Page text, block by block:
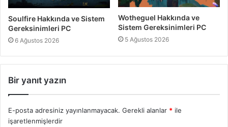
Soulfire Hakkında ve Sistem
Gereksinimleri PC
6 Ağustos 2026
Wotheguel Hakkında ve
Sistem Gereksinimleri PC
5 Ağustos 2026
Bir yanıt yazın
E-posta adresiniz yayınlanmayacak. Gerekli alanlar * ile
işaretlenmişlerdir